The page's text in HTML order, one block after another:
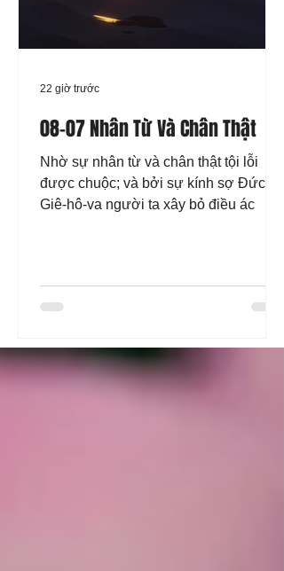
08-07 Nhân Từ Và Chân Thật
Nhờ sự nhân từ và chân thật tội lỗi
được chuộc; và bởi sự kính sợ Đức
Giê-hô-va người ta xây bỏ điều ác
22 giờ trước